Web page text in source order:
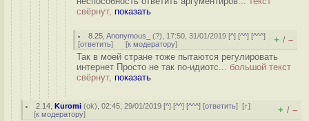
свёрнут, показать
8.25 ,Anonymous_ (?), 17:50, 31/01/2019 [^] [^^] [^^^]
[ответить] [к модератору] + / –
Так в моей стране тоже пытаются регулировать
интернет Просто не так по-идиотс... большой текст
свёрнут, показать
2.14 ,Kuromi (ok), 02:45, 29/01/2019 [^] [^^] [^^^] [ответить][↑]
[к модератору] + / –